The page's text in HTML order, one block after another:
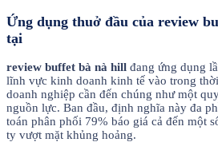
Ứng dụng thuở đầu của review
tại
review buffet bà nà hill đang ứng dụng
lĩnh vực kinh doanh kinh tế vào trong
doanh nghiệp cần đến chúng như một
nguồn lực. Ban đầu, định nghĩa này đa
toán phân phối 79% báo giá cả đến một
ty vượt mặt khủng hoảng.